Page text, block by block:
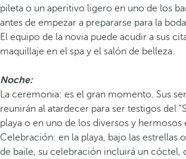
pileta o un aperitivo ligero en uno de los
antes de empezar a prepararse para la
El equipo de la novia puede acudir a sus
maquillaje en el spa y el salón de belleza.
Noche:
La ceremonia: es el gran momento. Sus
reunirán al atardecer para ser testigos del
playa o en uno de los diversos y hermosos
Celebración: en la playa, bajo las estrellas
de baile, su celebración incluirá un cóctel,